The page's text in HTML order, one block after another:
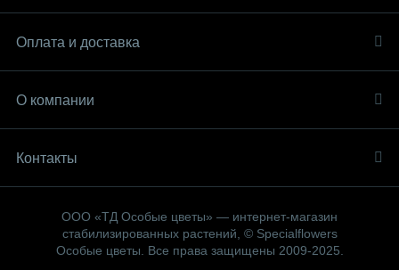
Оплата и доставка
О компании
Контакты
ООО «ТД Особые цветы» — интернет-магазин
стабилизированных растений, © Specialflowers
Особые цветы. Все права защищены 2009-2025.